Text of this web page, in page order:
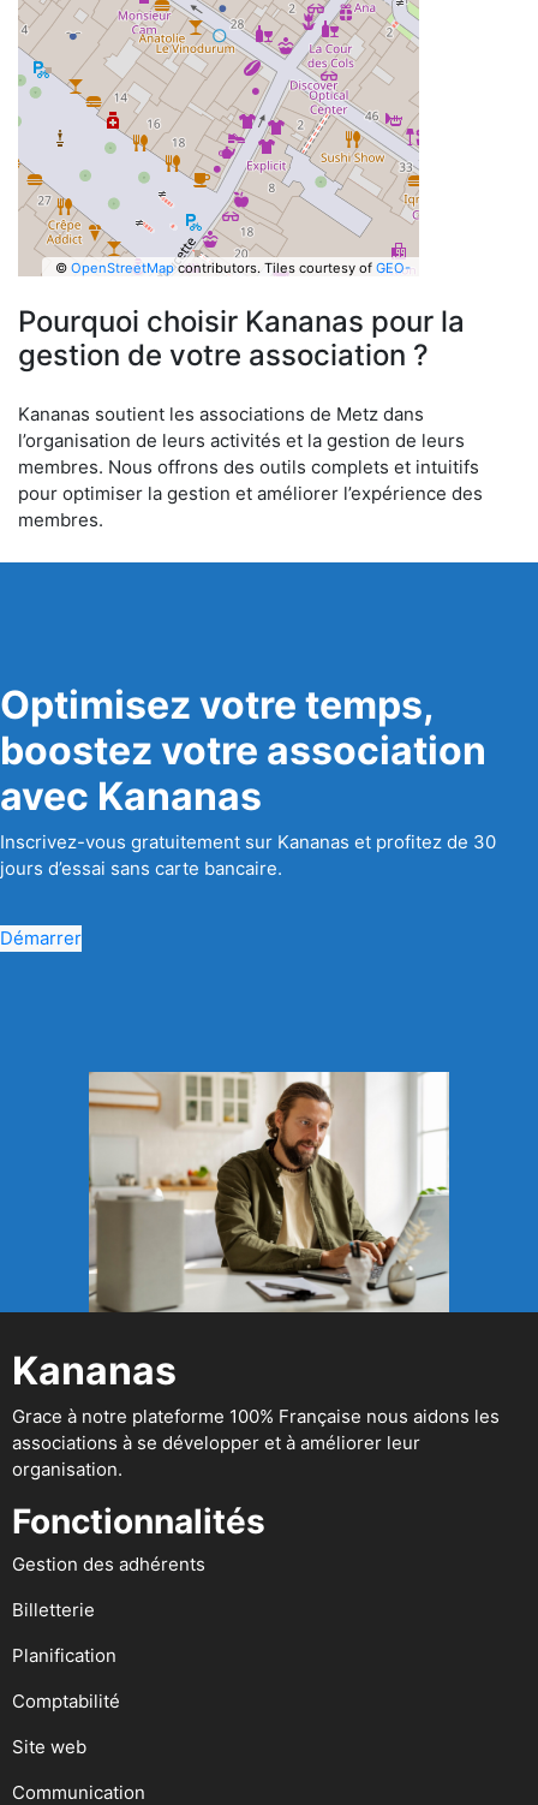
© OpenStreetMapcontributors. Tiles courtesy of GEO-
Pourquoi choisir Kananas pour la
gestion de votre association ?
Kananas soutient les associations de Metz dans
l’organisation de leurs activités et la gestion de leurs
membres. Nous offrons des outils complets et intuitifs
pour optimiser la gestion et améliorer l’expérience des
membres.
Optimisez votre temps,
boostez votre association
avec Kananas
Inscrivez-vous gratuitement sur Kananas et profitez de 30
jours d’essai sans carte bancaire.
Démarrer
Kananas
Grace à notre plateforme 100% Française nous aidons les
associations à se développer et à améliorer leur
organisation.
Fonctionnalités
Gestion des adhérents
Billetterie
Planification
Comptabilité
Site web
Communication